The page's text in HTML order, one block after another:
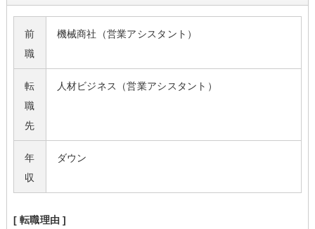
前
職
機械商社（営業アシスタント）
転
職
先
人材ビジネス（営業アシスタント）
年
収
ダウン
[ 転職理由 ]